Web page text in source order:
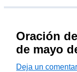
Oración
de mayo
Deja un